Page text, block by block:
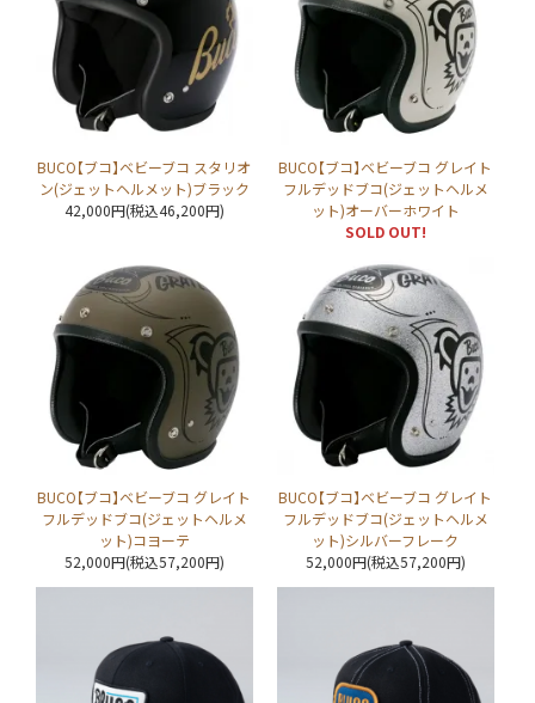
BUCO【ブコ】ベビーブコ スタリオ
ン(ジェットヘルメット)ブラック
42,000円(税込46,200円)
BUCO【ブコ】ベビーブコ グレイト
フルデッドブコ(ジェットヘルメ
ット)オーバーホワイト
SOLD OUT!
BUCO【ブコ】ベビーブコ グレイト
フルデッドブコ(ジェットヘルメ
ット)コヨーテ
52,000円(税込57,200円)
BUCO【ブコ】ベビーブコ グレイト
フルデッドブコ(ジェットヘルメ
ット)シルバーフレーク
52,000円(税込57,200円)